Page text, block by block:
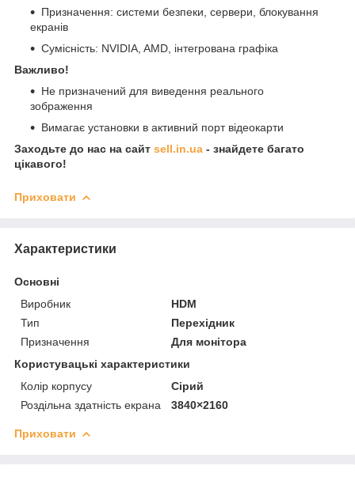
Призначення: системи безпеки, сервери, блокування
екранів
Сумісність: NVIDIA, AMD, інтегрована графіка
Важливо!
Не призначений для виведення реального
зображення
Вимагає установки в активний порт відеокарти
Заходьте до нас на сайт sell.in.ua - знайдете багато
цікавого!
Приховати
Характеристики
Основні
Виробник
HDM
Тип
Перехідник
Призначення
Для монітора
Користувацькі характеристики
Колір корпусу
Сірий
Роздільна здатність екрана
3840×2160
Приховати